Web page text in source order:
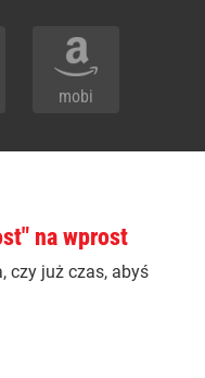
mobi
na wprost
czy już czas, abyś